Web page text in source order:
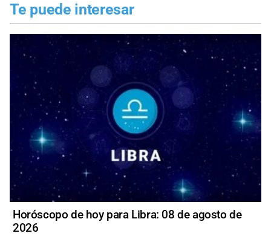
Te puede interesar
Horóscopo de hoy para Libra: 08 de agosto de
2026